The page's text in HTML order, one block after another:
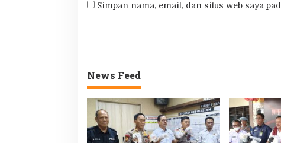
Simpan nama, email, dan situs web saya
News Feed